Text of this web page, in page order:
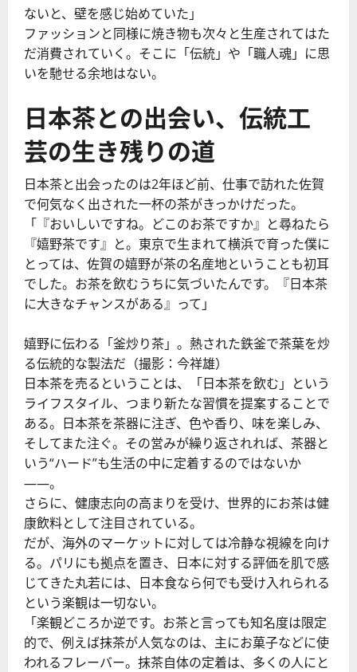
ないと、壁を感じ始めていた」
ファッションと同様に焼き物も次々と生産されてはた
だ消費されていく。そこに「伝統」や「職人魂」に思
いを馳せる余地はない。
日本茶との出会い、伝統工
芸の生き残りの道
日本茶と出会ったのは2年ほど前、仕事で訪れた佐賀
で何気なく出された一杯の茶がきっかけだった。
「『おいしいですね。どこのお茶ですか』と尋ねたら
『嬉野茶です』と。東京で生まれて横浜で育った僕に
とっては、佐賀の嬉野が茶の名産地ということも初耳
でした。お茶を飲むうちに気づいたんです。『日本茶
に大きなチャンスがある』って」
嬉野に伝わる「釜炒り茶」。熱された鉄釜で茶葉を炒
る伝統的な製法だ（撮影：今祥雄）
日本茶を売るということは、「日本茶を飲む」という
ライフスタイル、つまり新たな習慣を提案することで
ある。日本茶を茶器に注ぎ、色や香り、味を楽しみ、
そしてまた注ぐ。その営みが繰り返されれば、茶器と
いう“ハード”も生活の中に定着するのではないか
――。
さらに、健康志向の高まりを受け、世界的にお茶は健
康飲料として注目されている。
だが、海外のマーケットに対しては冷静な視線を向け
る。パリにも拠点を置き、日本に対する評価を肌で感
じてきた丸若には、日本食なら何でも受け入れられる
という楽観は一切ない。
「楽観どころか逆です。お茶と言っても知名度は限定
的で、例えば抹茶が人気なのは、主にお菓子などに使
われるフレーバー。抹茶自体の定着は、多くの人にと